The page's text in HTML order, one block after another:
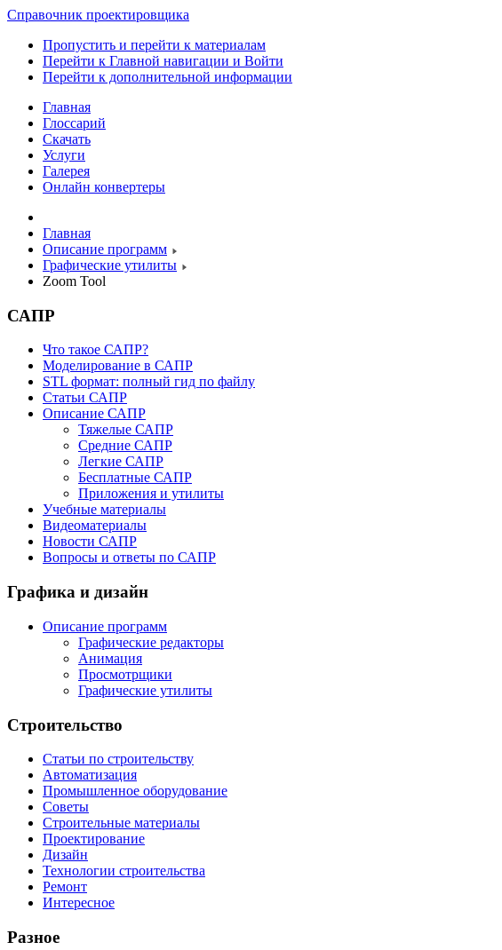
Справочник проектировщика
Пропустить и перейти к материалам
Перейти к Главной навигации и Войти
Перейти к дополнительной информации
Главная
Глоссарий
Скачать
Услуги
Галерея
Онлайн конвертеры
Главная
Описание программ
Графические утилиты
Zoom Tool
САПР
Что такое САПР?
Моделирование в САПР
STL формат: полный гид по файлу
Статьи САПР
Описание САПР
Тяжелые САПР
Средние САПР
Легкие САПР
Бесплатные САПР
Приложения и утилиты
Учебные материалы
Видеоматериалы
Новости САПР
Вопросы и ответы по САПР
Графика и дизайн
Описание программ
Графические редакторы
Анимация
Просмотрщики
Графические утилиты
Строительство
Статьи по строительству
Автоматизация
Промышленное оборудование
Советы
Строительные материалы
Проектирование
Дизайн
Технологии строительства
Ремонт
Интересное
Разное